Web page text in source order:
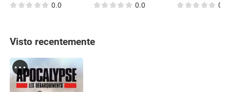
0.0 0.0 0.0
Visto recentemente